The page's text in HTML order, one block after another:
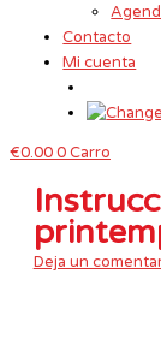
Contacto
Mi cuenta
€0.000Carro
Deja un